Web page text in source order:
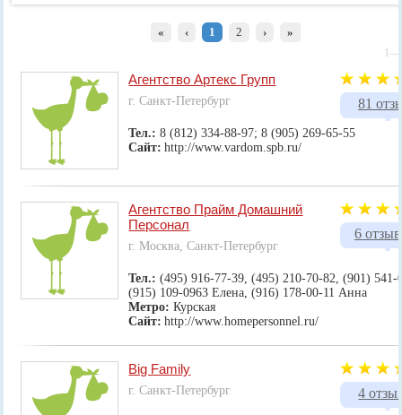
« ‹ 1 2 › »
81
Агентство Артекс Групп
г. Санкт-Петербург
Тел.:8 (812) 334-88-97; 8 (905) 269-65-55
Сайт: http://www.vardom.spb.ru/
6
Агентство Прайм Домашний
Персонал
г. Москва, Санкт-Петербург
Тел.:(495) 916-77-39, (495) 210-70-82, (901) 541-
(915) 109-0963 Елена, (916) 178-00-11 Анна
Метро:Курская
Сайт: http://www.homepersonnel.ru/
4
Big Family
г. Санкт-Петербург